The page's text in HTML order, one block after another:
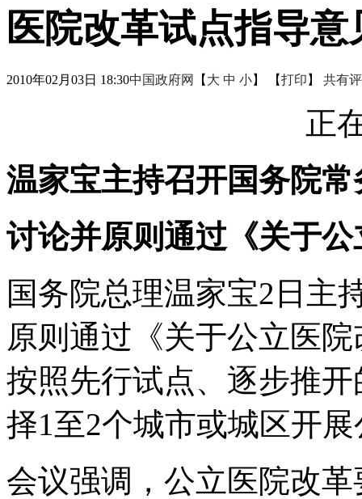
医院改革试点指导意
2010年02月03日 18:30中国政府网 【 大 中 小】 【打印 】 共有
正
温家宝主持召开国务院常
讨论并原则通过《关于
国务院总理温家宝2日主
原则通过《关于公立医
按照先行试点、逐步推
择1至2个城市或城区开
会议强调，公立医院改